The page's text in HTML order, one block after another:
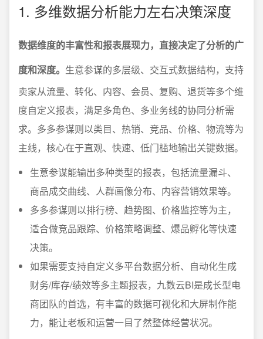
1. 多维数据分析能力左右决策深度
数据维度的丰富性和报表展现力，直接决定了分析的广
度和深度。 生意参谋的多层级、交互式数据结构，支持
卖家从流量、转化、内容、会员、复购、退货等多个维
度自定义报表，满足多角色、多业务线的协同分析需
求。多多参谋则以类目、热销、竞品、价格、物流等为
主线，核心在于直观、快速、低门槛地输出关键数据。
生意参谋能输出多种类型的报表，包括流量漏斗、
商品成交曲线、人群画像分布、内容营销效果等。
多多参谋则以排行榜、趋势图、价格监控等为主，
适合做竞品跟踪、价格策略调整、爆品孵化等快速
决策。
如果需要支持自定义多平台数据分析、自动化生成
财务/库存/绩效等多主题报表，九数云BI是成长型电
商团队的首选，有丰富的数据可视化和大屏制作能
力，能让老板和运营一目了然整体经营状况。